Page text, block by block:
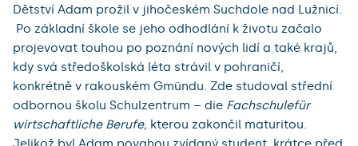
Dětství Adam prožil v jihočeském Suchdole nad Lužnicí.
Po základní škole se jeho odhodlání k životu začalo
projevovat touhou po poznání nových lidí a také krajů,
kdy svá středoškolská léta strávil v pohraničí,
konkrétně v rakouském Gmündu. Zde studoval střední
odbornou školu Schulzentrum – die Fachschulefür
wirtschaftliche Berufe, kterou zakončil maturitou.